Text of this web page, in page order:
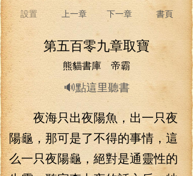
設置 上一章 下一章 書頁
第五百零九章取寶
熊貓書庫 帝霸
🔊點這里聽書
夜海只出夜陽魚，出一只夜
陽龜，那可是了不得的事情，這
么一只夜陽龜，絕對是通靈性的